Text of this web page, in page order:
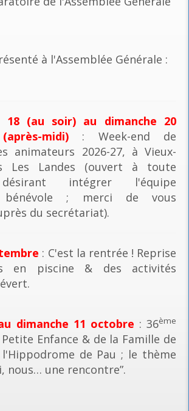
à l'Assemblée Générale :
18 (au soir) au dimanche 20
midi): Week-end de
animateurs 2026-27, à Vieux-
Les Landes (ouvert à toute
intégrer l'équipe
bénévole ; merci de vous
du secrétariat).
: C'est la rentrée ! Reprise
en piscine & des activités
dimanche 11 octobre : 36ème
Enfance & de la Famille de
l'Hippodrome de Pau ; le thème
nous… une rencontre”.